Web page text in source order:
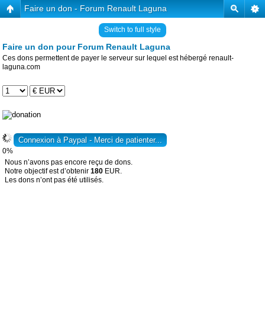
Faire un don - Forum Renault Laguna
Switch to full style
Faire un don pour Forum Renault Laguna
Ces dons permettent de payer le serveur sur lequel est hébergé renault-
laguna.com
0%
Nous n’avons pas encore reçu de dons.
Notre objectif est d’obtenir 180 EUR.
Les dons n’ont pas été utilisés.